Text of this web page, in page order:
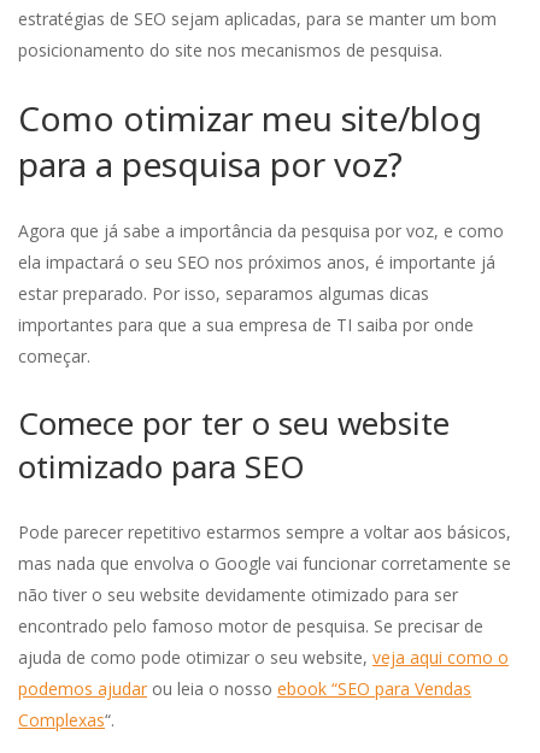
estratégias de SEO sejam aplicadas, para se manter um bom
posicionamento do site nos mecanismos de pesquisa.
Como otimizar meu site/blog
para a pesquisa por voz?
Agora que já sabe a importância da pesquisa por voz, e como
ela impactará o seu SEO nos próximos anos, é importante já
estar preparado. Por isso, separamos algumas dicas
importantes para que a sua empresa de TI saiba por onde
começar.
Comece por ter o seu website
otimizado para SEO
Pode parecer repetitivo estarmos sempre a voltar aos básicos,
mas nada que envolva o Google vai funcionar corretamente se
não tiver o seu website devidamente otimizado para ser
encontrado pelo famoso motor de pesquisa. Se precisar de
ajuda de como pode otimizar o seu website, veja aqui como o
podemos ajudar ou leia o nosso ebook “SEO para Vendas
Complexas“.